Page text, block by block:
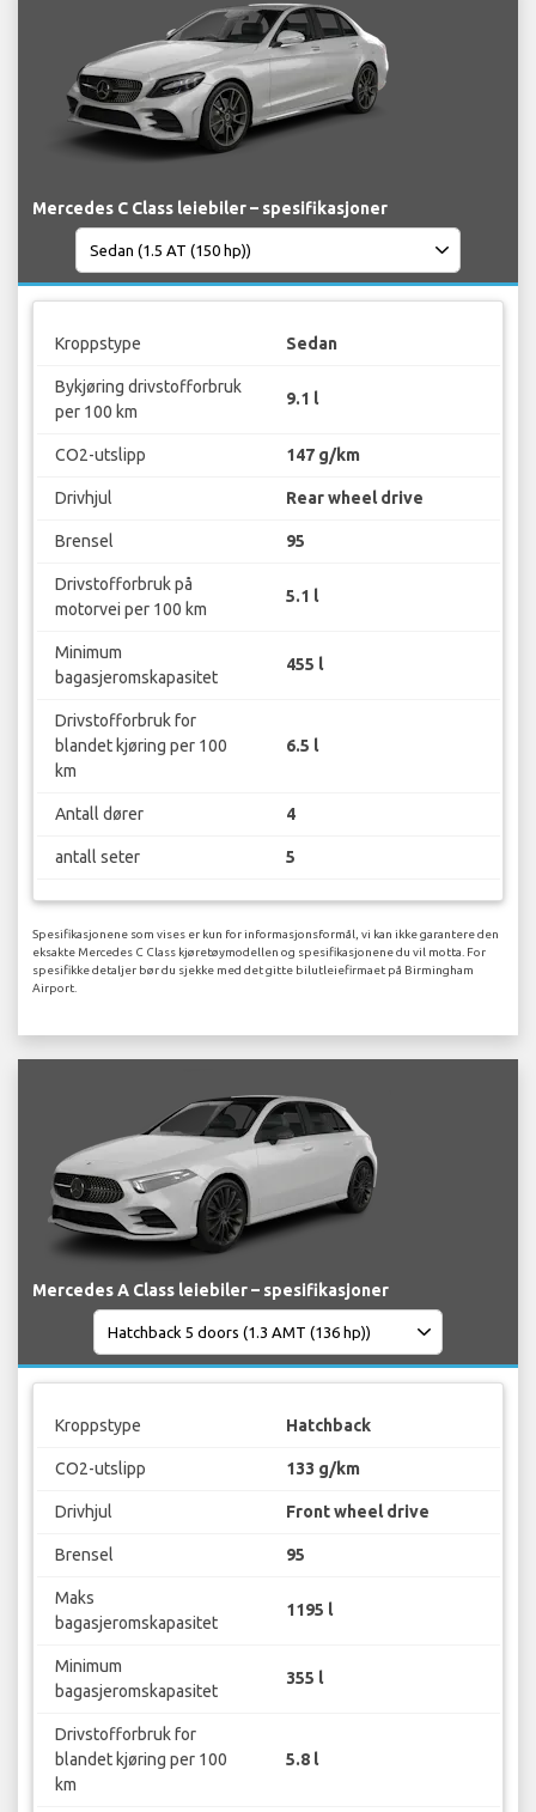
Mercedes C Class leiebiler – spesifikasjoner
Kroppstype Sedan
Bykjøring drivstofforbruk
per 100 km
9.1 l
CO2-utslipp 147 g/km
Drivhjul Rear wheel drive
Brensel 95
Drivstofforbruk på
motorvei per 100 km
5.1 l
Minimum
bagasjeromskapasitet
455 l
Drivstofforbruk for
blandet kjøring per 100
km
6.5 l
Antall dører 4
antall seter 5
Spesifikasjonene som vises er kun for informasjonsformål, vi kan ikke garantere den
eksakte Mercedes C Class kjøretøymodellen og spesifikasjonene du vil motta. For
spesifikke detaljer bør du sjekke med det gitte bilutleiefirmaet på Birmingham
Airport.
Mercedes A Class leiebiler – spesifikasjoner
Kroppstype Hatchback
CO2-utslipp 133 g/km
Drivhjul Front wheel drive
Brensel 95
Maks
bagasjeromskapasitet
1195 l
Minimum
bagasjeromskapasitet
355 l
Drivstofforbruk for
blandet kjøring per 100
km
5.8 l